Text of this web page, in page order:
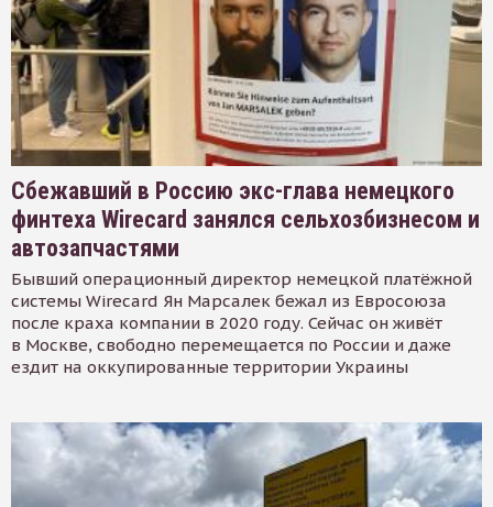
Сбежавший в Россию экс-глава немецкого
финтеха Wirecard занялся сельхозбизнесом и
автозапчастями
Бывший операционный директор немецкой платёжной
системы Wirecard Ян Марсалек бежал из Евросоюза
после краха компании в 2020 году. Сейчас он живёт
в Москве, свободно перемещается по России и даже
ездит на оккупированные территории Украины